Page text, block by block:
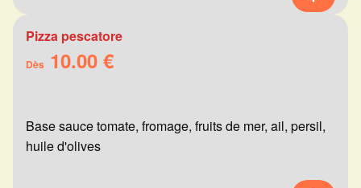
Pizza pescatore
Dès 10.00 €
Base sauce tomate, fromage, fruits de mer, ail, persil,
huile d'olives